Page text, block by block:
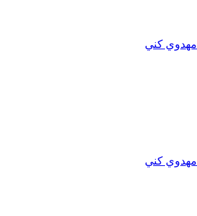
مهدوي كني
مهدوي كني